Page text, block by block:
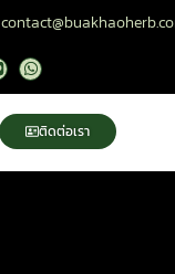
ติดต่อเรา